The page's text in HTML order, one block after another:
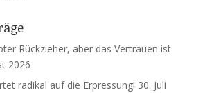
Rückzieher, aber das Vertrauen ist
2026
radikal auf die Erpressung! 30. Juli